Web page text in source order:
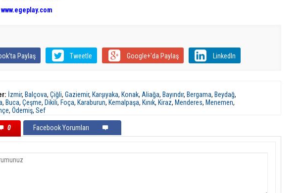
www.egeplay.com
Paylaş Tweetle Google+'da Paylaş LinkedIn
İzmir, Balçova, Çiğli, Gaziemir, Karşıyaka, Konak, Aliağa, Bayındır, Bergama, Beydağ,
, Buca, Çeşme, Dikili, Foça, Karaburun, Kemalpaşa, Kınık, Kiraz, Menderes, Menemen,
, Ödemiş, Sef
0 Facebook Yorumları